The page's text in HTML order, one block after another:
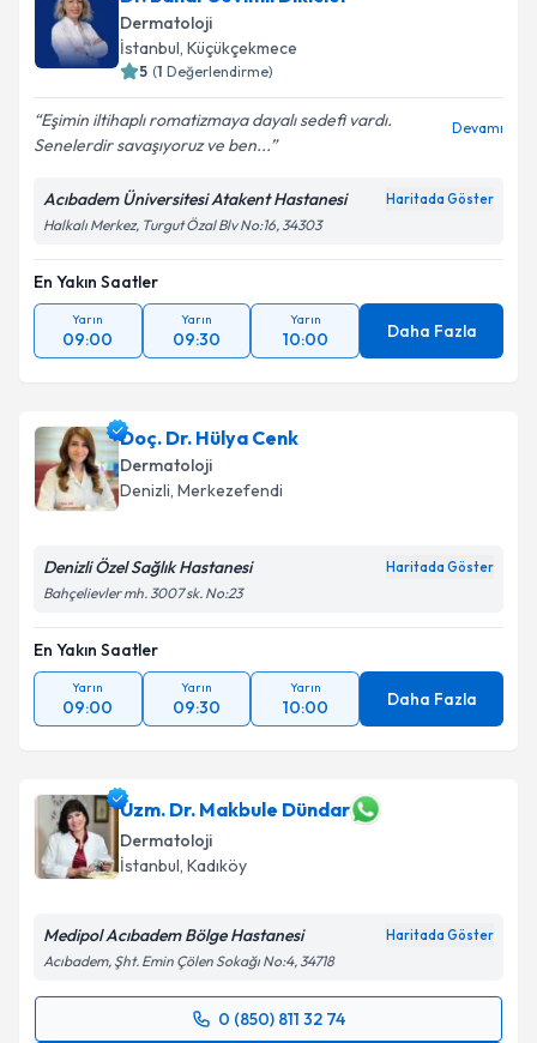
Dermatoloji
İstanbul, Küçükçekmece
5 (1 Değerlendirme)
Eşimin iltihaplı romatizmaya dayalı sedefi vardı.
Senelerdir savaşıyoruz ve ben...
Devamı
Acıbadem Üniversitesi Atakent Hastanesi Haritada Göster
Halkalı Merkez, Turgut Özal Blv No:16, 34303
En Yakın Saatler
Yarın
09:00
Yarın
09:30
Yarın
10:00 Daha Fazla
Doç. Dr. Hülya Cenk
Dermatoloji
Denizli, Merkezefendi
Denizli Özel Sağlık Hastanesi Haritada Göster
Bahçelievler mh. 3007 sk. No:23
En Yakın Saatler
Yarın
09:00
Yarın
09:30
Yarın
10:00 Daha Fazla
Uzm. Dr. Makbule Dündar
Dermatoloji
İstanbul, Kadıköy
Medipol Acıbadem Bölge Hastanesi Haritada Göster
Acıbadem, Şht. Emin Çölen Sokağı No:4, 34718
0 (850) 811 32 74
Randevu Takvimi Talebi